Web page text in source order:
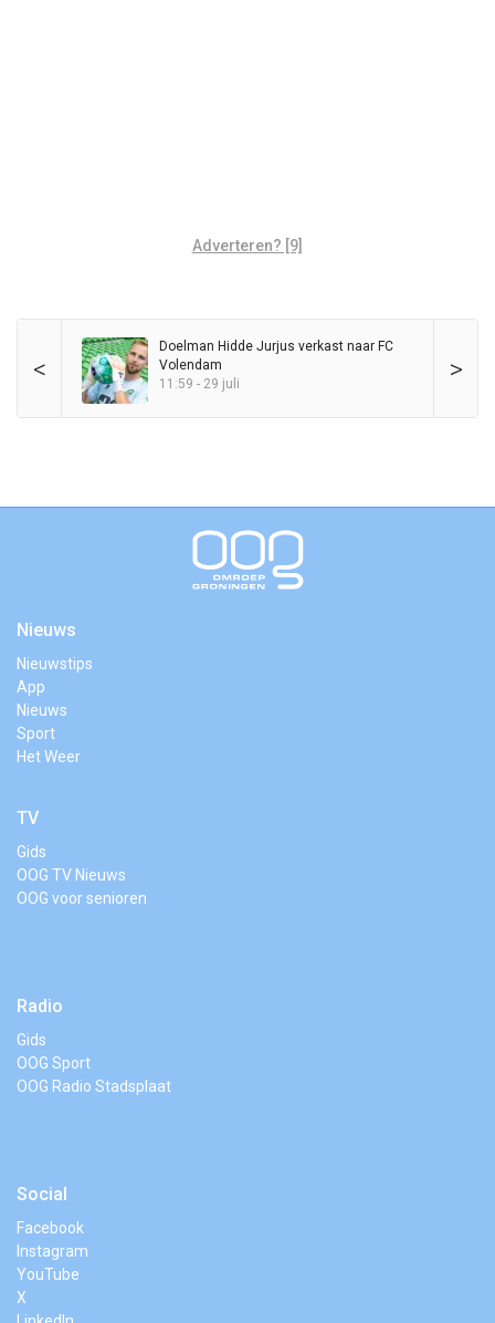
Adverteren? [9]
< >
Doelman Hidde Jurjus verkast naar FC
Volendam
11:59 - 29 juli
Nieuws
Nieuwstips
App
Nieuws
Sport
Het Weer
TV
Gids
OOG TV Nieuws
OOG voor senioren
Radio
Gids
OOG Sport
OOG Radio Stadsplaat
Social
Facebook
Instagram
YouTube
X